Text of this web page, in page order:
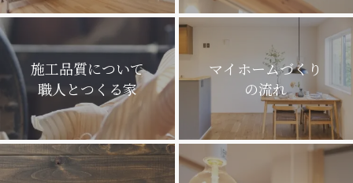
施工品質について
職人とつくる家
マイホームづくり
の流れ